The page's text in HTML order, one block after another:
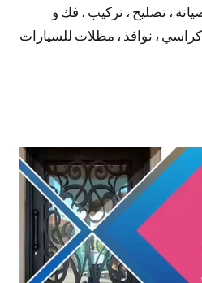
تعليقات
، تصليح ، تركيب ، فك و
، نوافذ ، مظلات للسيارات